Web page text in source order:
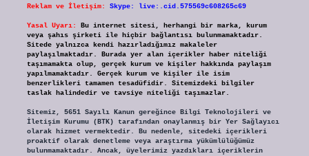
Reklam ve İletişim: Skype: live:.cid.575569c608265c69
Yasal Uyarı:
Bu internet sitesi, herhangi bir marka, kurum
veya şahıs şirketi ile hiçbir bağlantısı bulunmamaktadır.
Sitede yalnızca kendi hazırladığımız makaleler
paylaşılmaktadır. Burada yer alan içerikler haber niteliği
taşımamakta olup, gerçek kurum ve kişiler hakkında paylaşım
yapılmamaktadır. Gerçek kurum ve kişiler ile isim
benzerlikleri tamamen tesadüfidir. Sitemizdeki bilgiler
taslak halindedir ve tavsiye niteliği taşımazlar.
Sitemiz, 5651 Sayılı Kanun gereğince Bilgi Teknolojileri ve
İletişim Kurumu (BTK) tarafından onaylanmış bir Yer Sağlayıcı
olarak hizmet vermektedir. Bu nedenle, sitedeki içerikleri
proaktif olarak denetleme veya araştırma yükümlülüğümüz
bulunmamaktadır. Ancak, üyelerimiz yazdıkları içeriklerin